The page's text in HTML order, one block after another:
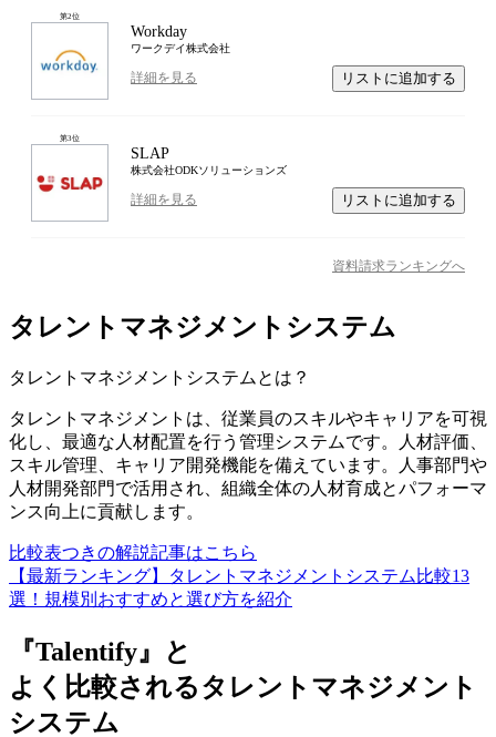
第2位
Workday
ワークデイ株式会社
詳細を見る リストに追加する
第3位
SLAP
株式会社ODKソリューションズ
詳細を見る リストに追加する
資料請求ランキングへ
タレントマネジメントシステム
タレントマネジメントシステム とは？
タレントマネジメントは、従業員のスキルやキャリアを可視
化し、最適な人材配置を行う管理システムです。人材評価、
スキル管理、キャリア開発機能を備えています。人事部門や
人材開発部門で活用され、組織全体の人材育成とパフォーマ
ンス向上に貢献します。
比較表つきの解説記事はこちら
【最新ランキング】タレントマネジメントシステム比較13
選！規模別おすすめと選び方を紹介
『Talentify』と
よく比較されるタレントマネジメント
システム